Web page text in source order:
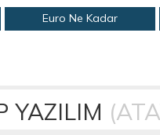
Euro Ne Kadar
YAZILIM